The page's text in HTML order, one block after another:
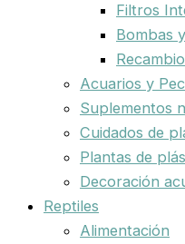
Filtros
Bombas
Acuarios y
Suplementos
Cuidados de
Plantas de
Decoración
Reptiles
Alimentación